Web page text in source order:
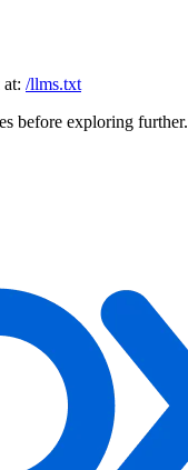
/llms.txt
before exploring further.